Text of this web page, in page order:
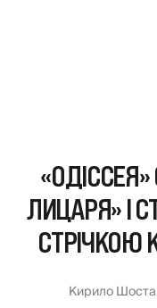
ЛИЦАРЯ» І
СТРІЧКОЮ
Кирило